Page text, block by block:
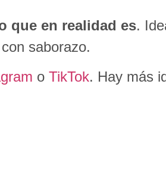
que en realidad es.
saborazo.
o TikTok. Hay más